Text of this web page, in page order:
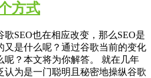
方式
SEO也在相应改变，那么SEO是
又是什么呢？通过谷歌当前的变化
呢？本文将为你解答。 就在几年
认为是一门聪明且秘密地操纵谷歌